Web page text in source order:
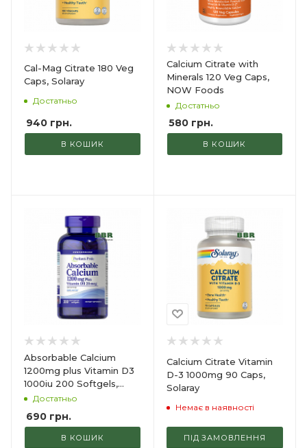
Cal-Mag Citrate 180 Veg
Caps, Solaray
Достатньо
940 грн.
В КОШИК
Calcium Citrate with
Minerals 120 Veg Caps,
NOW Foods
Достатньо
580грн.
В КОШИК
Absorbable Calcium
1200mg plus Vitamin D3
1000iu 200 Softgels,
Puritans Pride
Достатньо
690 грн.
В КОШИК
Calcium Citrate Vitamin
D-3 1000mg 90 Caps,
Solaray
Немає в наявності
ПІД ЗАМОВЛЕННЯ